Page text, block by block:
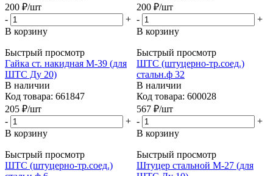
200 ₽/шт
-
+
В корзину
200 ₽/шт
-
+
В корзину
Быстрый просмотр
Гайка ст. накидная М-39 (для
ШТС Ду 20)
В наличии
Код товара: 661847
205 ₽/шт
-
+
В корзину
Быстрый просмотр
ШТС (штуцерно-тр.соед.)
стальн.ф 32
В наличии
Код товара: 600028
567 ₽/шт
-
+
В корзину
Быстрый просмотр
ШТС (штуцерно-тр.соед.)
Быстрый просмотр
Штуцер стальной М-27 (для